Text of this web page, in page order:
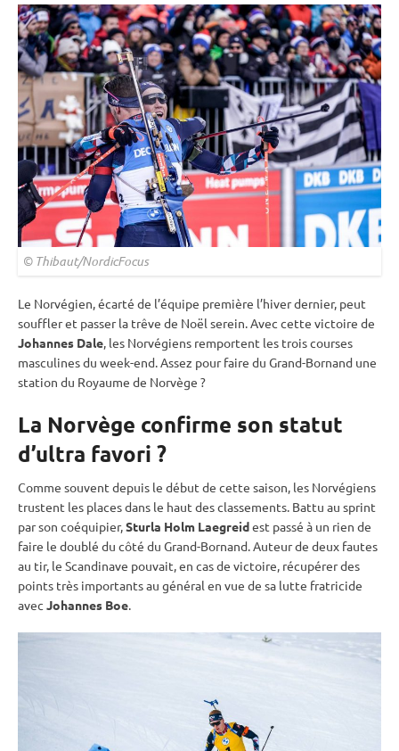
© Thibaut/NordicFocus
Le Norvégien, écarté de l’équipe première l’hiver dernier, peut
souffler et passer la trêve de Noël serein. Avec cette victoire de
Johannes Dale, les Norvégiens remportent les trois courses
masculines du week-end. Assez pour faire du Grand-Bornand une
station du Royaume de Norvège ?
La Norvège confirme son statut
d’ultra favori ?
Comme souvent depuis le début de cette saison, les Norvégiens
trustent les places dans le haut des classements. Battu au sprint
par son coéquipier,Sturla Holm Laegreidest passé à un rien de
faire le doublé du côté du Grand-Bornand. Auteur de deux fautes
au tir, le Scandinave pouvait, en cas de victoire, récupérer des
points très importants au général en vue de sa lutte fratricide
avec Johannes Boe.